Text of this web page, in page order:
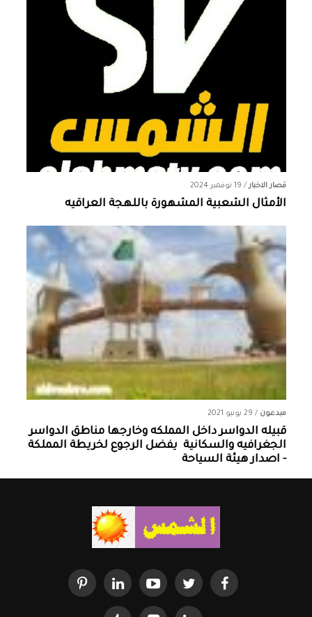
قصار الاخبار/ 19 نوفمبر 2024
الأمثال الشعبية المشهورة باللهجة العراقيه
مبدعون / 29 يونيو 2021
قبيله الدواسر داخل المملكه وخارجها ‏مناطق الدواسر
الجغرافيه والسكانية ‏ يفضل الرجوع لخريطة المملكة
- اصدار هيئة السياحة